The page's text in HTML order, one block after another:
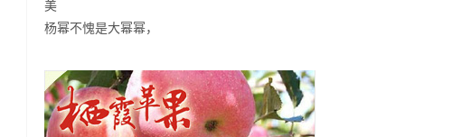
杨幂不愧是大幂幂，
感，腰臀比堪称完美